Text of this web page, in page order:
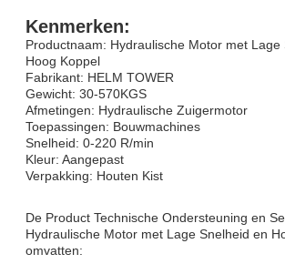
Kenmerken:
Productnaam: Hydraulische Motor met Lage
Hoog Koppel
Fabrikant: HELM TOWER
Gewicht: 30-570KGS
Afmetingen: Hydraulische Zuigermotor
Toepassingen: Bouwmachines
Snelheid: 0-220 R/min
Kleur: Aangepast
Verpakking: Houten Kist
De Product Technische Ondersteuning en
Hydraulische Motor met Lage Snelheid en
omvatten: